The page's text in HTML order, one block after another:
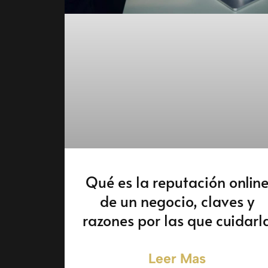
Qué es la reputación online
de un negocio, claves y
razones por las que
Leer Mas